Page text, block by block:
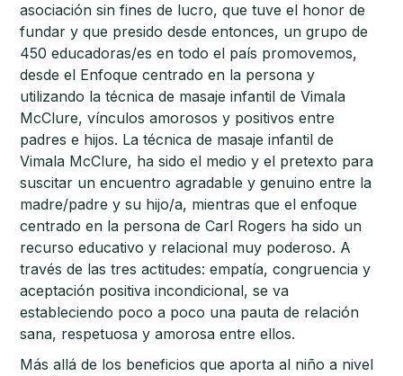
asociación sin fines de lucro, que tuve el honor de
fundar y que presido desde entonces, un grupo de
450 educadoras/es en todo el país promovemos,
desde el Enfoque centrado en la persona y
utilizando la técnica de masaje infantil de Vimala
McClure, vínculos amorosos y positivos entre
padres e hijos. La técnica de masaje infantil de
Vimala McClure, ha sido el medio y el pretexto para
suscitar un encuentro agradable y genuino entre la
madre/padre y su hijo/a, mientras que el enfoque
centrado en la persona de Carl Rogers ha sido un
recurso educativo y relacional muy poderoso. A
través de las tres actitudes: empatía, congruencia y
aceptación positiva incondicional, se va
estableciendo poco a poco una pauta de relación
sana, respetuosa y amorosa entre ellos.
Más allá de los beneficios que aporta al niño a nivel